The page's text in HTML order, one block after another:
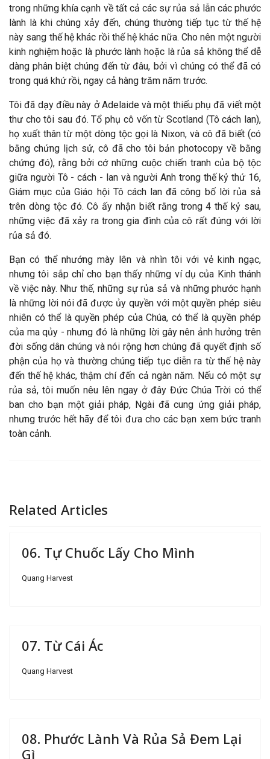
trong những khía cạnh về tất cả các sự rủa sả lẫn các phước
lành là khi chúng xảy đến, chúng thường tiếp tục từ thế hệ
này sang thế hệ khác rồi thế hệ khác nữa. Cho nên một người
kinh nghiệm hoặc là phước lành hoặc là rủa sả không thể dễ
dàng phân biệt chúng đến từ đâu, bởi vì chúng có thể đã có
trong quá khứ rồi, ngay cả hàng trăm năm trước.
Tôi đã dạy điều này ở Adelaide và một thiếu phụ đã viết một
thư cho tôi sau đó. Tổ phụ cô vốn từ Scotland (Tô cách lan),
họ xuất thân từ một dòng tộc gọi là Nixon, và cô đã biết (có
bằng chứng lịch sử, cô đã cho tôi bản photocopy về bằng
chứng đó), rằng bởi cớ những cuộc chiến tranh của bộ tộc
giữa người Tô - cách - lan và người Anh trong thế kỷ thứ 16,
Giám mục của Giáo hội Tô cách lan đã công bố lời rủa sả
trên dòng tộc đó. Cô ấy nhận biết rằng trong 4 thế kỷ sau,
những việc đã xảy ra trong gia đình của cô rất đúng với lời
rủa sả đó.
Bạn có thể nhướng mày lên và nhìn tôi với vẻ kinh ngạc,
nhưng tôi sắp chỉ cho bạn thấy những ví dụ của Kinh thánh
về việc này. Như thế, những sự rủa sả và những phước hạnh
là những lời nói đã được ủy quyền với một quyền phép siêu
nhiên có thể là quyền phép của Chúa, có thể là quyền phép
của ma qủy - nhưng đó là những lời gây nên ảnh hưởng trên
đời sống dân chúng và nói rộng hơn chúng đã quyết định số
phận của họ và thường chúng tiếp tục diễn ra từ thế hệ này
đến thế hệ khác, thậm chí đến cả ngàn năm. Nếu có một sự
rủa sả, tôi muốn nêu lên ngay ở đây Đức Chúa Trời có thể
ban cho bạn một giải pháp, Ngài đã cung ứng giải pháp,
nhưng trước hết hãy để tôi đưa cho các bạn xem bức tranh
toàn cảnh.
Related Articles
06. Tự Chuốc Lấy Cho Mình
Quang Harvest
07. Từ Cái Ác
Quang Harvest
08. Phước Lành Và Rủa Sả Đem Lại
Gì